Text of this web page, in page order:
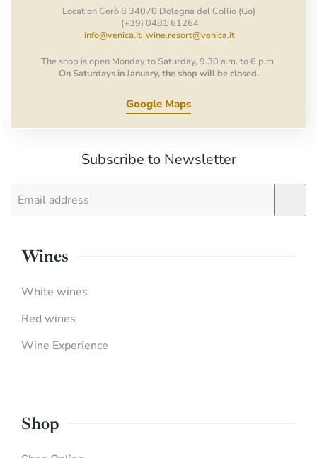
Location Cerò 8 34070 Dolegna del Collio (Go)
(+39) 0481 61264
info@venica.it wine.resort@venica.it
The shop is open Monday to Saturday, 9.30 a.m. to 6 p.m.
On Saturdays in January, the shop will be closed.
Google Maps
Subscribe to Newsletter
Wines
White wines
Red wines
Wine Experience
Shop